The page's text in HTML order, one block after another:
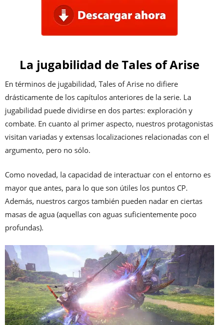
La jugabilidad de Tales of Arise
En términos de jugabilidad, Tales of Arise no difiere
drásticamente de los capítulos anteriores de la serie. La
jugabilidad puede dividirse en dos partes: exploración y
combate. En cuanto al primer aspecto, nuestros protagonistas
visitan variadas y extensas localizaciones relacionadas con el
argumento, pero no sólo.
Como novedad, la capacidad de interactuar con el entorno es
mayor que antes, para lo que son útiles los puntos CP.
Además, nuestros cargos también pueden nadar en ciertas
masas de agua (aquellas con aguas suficientemente poco
profundas).